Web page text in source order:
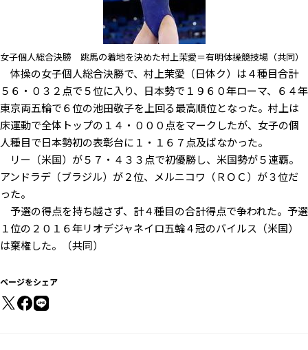
女子個人総合決勝 跳馬の着地を決めた村上茉愛＝有明体操競技場（共同）
体操の女子個人総合決勝で、村上茉愛（日体ク）は４種目合計
５６・０３２点で５位に入り、日本勢で１９６０年ローマ、６４年
東京両五輪で６位の池田敬子を上回る最高順位となった。村上は
床運動で全体トップの１４・０００点をマークしたが、女子の個
人種目で日本勢初の表彰台に１・１６７点及ばなかった。
リー（米国）が５７・４３３点で初優勝し、米国勢が５連覇。
アンドラデ（ブラジル）が２位、メルニコワ（ＲＯＣ）が３位だ
った。
予選の得点を持ち越さず、計４種目の合計得点で争われた。予選
１位の２０１６年リオデジャネイロ五輪４冠のバイルス（米国）
は棄権した。（共同）
ページをシェア